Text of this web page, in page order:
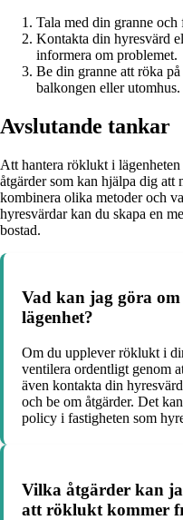
Tala med din granne
Kontakta din hyresvärd
informera om problemet.
Be din granne att röka
balkongen eller utomhus.
Avslutande tankar
Att hantera röklukt i
åtgärder som kan hjälpa dig
kombinera olika metoder och
hyresvärdar kan du skapa en
bostad.
Vad kan jag göra
lägenhet?
Om du upplever röklukt i
ventilera ordentligt genom
även kontakta din
och be om åtgärder. Det
policy i fastigheten som
Vilka åtgärder kan
att röklukt kommer